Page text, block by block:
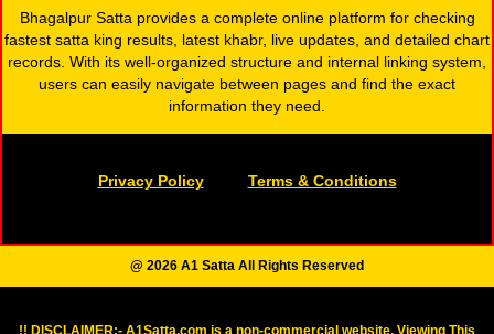
Bhagalpur Satta provides a complete online platform for checking
fastest satta king results, latest khabr, live updates, and detailed chart
records. With its well-organized structure and internal linking system,
users can easily navigate between pages and find the exact
information they need.
Privacy Policy Terms & Conditions
@ 2026 A1 Satta All Rights Reserved